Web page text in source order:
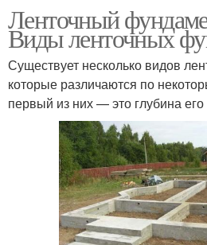
Ленточный
Виды ленточных
Существует несколько видов
которые различаются по
первый из них — это глубина его